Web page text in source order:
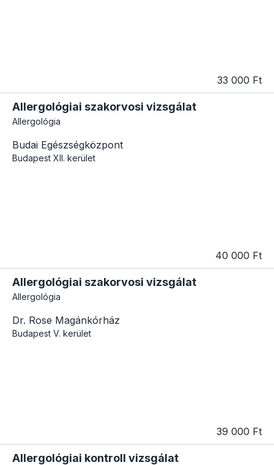
33 000 Ft
Allergológiai szakorvosi vizsgálat
Allergológia
Budai Egészségközpont
Budapest XII. kerület
40 000 Ft
Allergológiai szakorvosi vizsgálat
Allergológia
Dr. Rose Magánkórház
Budapest V. kerület
39 000 Ft
Allergológiai kontroll vizsgálat